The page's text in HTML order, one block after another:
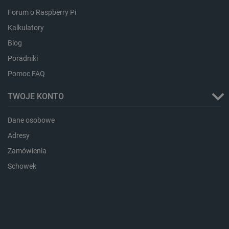
Forum o Raspberry Pi
Kalkulatory
Blog
Poradniki
Pomoc FAQ
TWOJE KONTO
Dane osobowe
Adresy
Zamówienia
Schowek
_lb_ccc .botland.com.pl